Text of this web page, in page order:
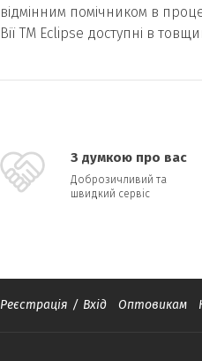
відмінним помічником в
Вії TM Eclipse доступні в
З думкою про вас
Доброзичливий та
швидкий сервіс
Реєстрація / Вхід Оптовикам